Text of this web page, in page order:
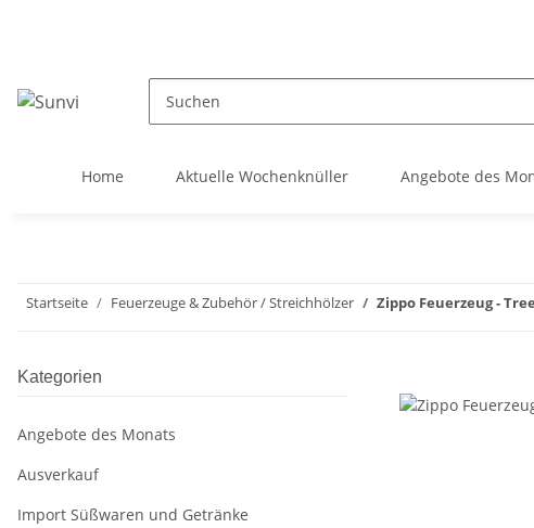
Home Aktuelle Wochenknüller Angebote des
Startseite Feuerzeuge & Zubehör / Streichhölzer Zippo Feuerzeug -
Kategorien
Angebote des Monats
Ausverkauf
Import Süßwaren und Getränke